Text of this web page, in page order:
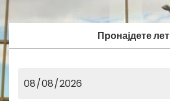
Пронајдете лет